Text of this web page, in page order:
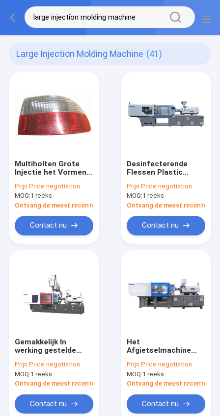
Large Injection Molding Machine (41)
Multiholten Grote
Injectie het Vormen
Auto de Delen van PC
Maken
Prijs:Price negotiation
MOQ:1 reeks
Ontvang de meest recente Prijs
Contact nu
Desinfecterende
Flessen Plastic
Machine
Prijs:Price negotiation
MOQ:1 reeks
Ontvang de meest recente
Contact nu
Gemakkelijk In
werking gestelde
het Vormen Machine
MZ170MD voor
Besparingsenergie 20
Prijs:Price negotiation
MOQ:1 reeks
Ontvang de meest recente Prijs
Contact nu
Het
Afgietselmachine
Automatische
Injectie, het Grote
Injectie het Vormen
Werken
Prijs:Price negotiation
MOQ:1 reeks
Ontvang de meest recente
Contact nu